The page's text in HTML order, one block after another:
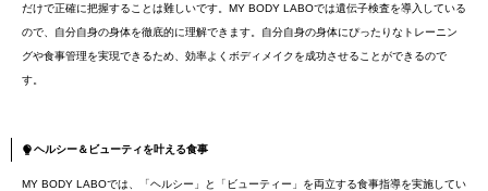
だけで正確に把握することは難しいです。MY BODY LABOでは遺伝子検査を導入している
ので、自分自身の身体を徹底的に理解できます。自分自身の身体にぴったりなトレーニン
グや食事管理を実現できるため、効率よくボディメイクを成功させることができるので
す。
ヘルシー＆ビューティを叶える食事
MY BODY LABOでは、「ヘルシー」と「ビューティー」を両立する食事指導を実施してい